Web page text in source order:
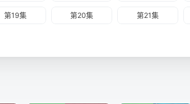
第19集 第20集 第21集